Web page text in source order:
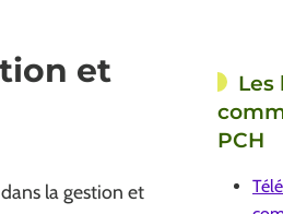
et
la gestion et
Les
PCH